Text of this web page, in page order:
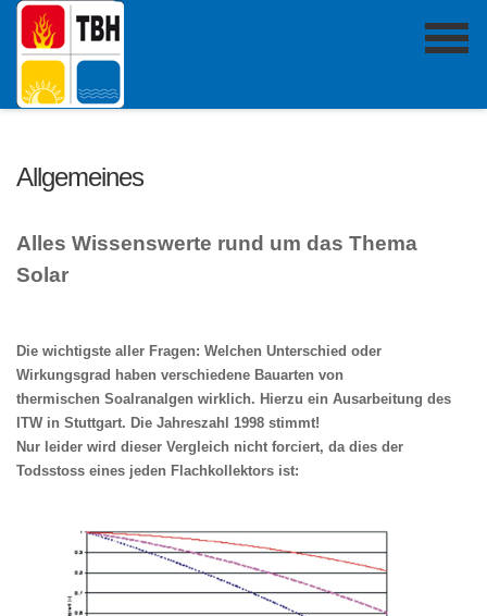
Allgemeines
Alles Wissenswerte rund um das Thema
Solar
Die wichtigste aller Fragen: Welchen Unterschied oder
Wirkungsgrad haben verschiedene Bauarten von
thermischen Soalranalgen wirklich. Hierzu ein Ausarbeitung des
ITW in Stuttgart. Die Jahreszahl 1998 stimmt!
Nur l eider wird dieser Vergleich nicht forciert, da dies der
Todsstoss eines jeden Flachkollektors ist: